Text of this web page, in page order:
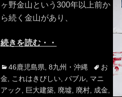
ヶ野金山という300年以上前か
ら続く金山があり、
続きを読む・・
Categories
46鹿児島県 8九州・沖縄 Tags
お
金
これはきびしい, バブル, マニ
アック
巨大建築, 廃墟 廃村, 成金